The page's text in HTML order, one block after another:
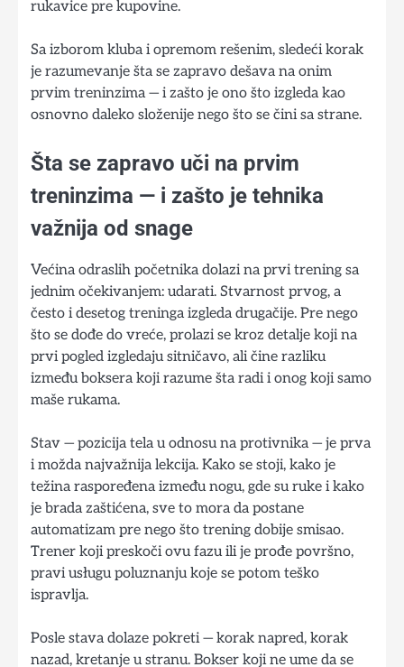
rukavice pre kupovine.
Sa izborom kluba i opremom rešenim, sledeći korak
je razumevanje šta se zapravo dešava na onim
prvim treninzima — i zašto je ono što izgleda kao
osnovno daleko složenije nego što se čini sa strane.
Šta se zapravo uči na prvim
treninzima — i zašto je tehnika
važnija od snage
Većina odraslih početnika dolazi na prvi trening sa
jednim očekivanjem: udarati. Stvarnost prvog, a
često i desetog treninga izgleda drugačije. Pre nego
što se dođe do vreće, prolazi se kroz detalje koji na
prvi pogled izgledaju sitničavo, ali čine razliku
između boksera koji razume šta radi i onog koji samo
maše rukama.
Stav — pozicija tela u odnosu na protivnika — je prva
i možda najvažnija lekcija. Kako se stoji, kako je
težina raspoređena između nogu, gde su ruke i kako
je brada zaštićena, sve to mora da postane
automatizam pre nego što trening dobije smisao.
Trener koji preskoči ovu fazu ili je prođe površno,
pravi usługu poluznanju koje se potom teško
ispravlja.
Posle stava dolaze pokreti — korak napred, korak
nazad, kretanje u stranu. Bokser koji ne ume da se